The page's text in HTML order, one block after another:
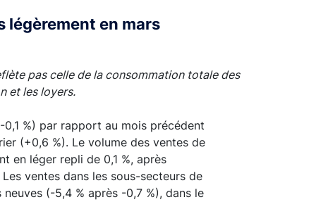
légèrement en mars
pas celle de la consommation totale des
et les loyers.
%) par rapport au mois précédent
(+0,6 %). Le volume des ventes de
en léger repli de 0,1 %, après
ventes dans les sous-secteurs de
(-5,4 % après -0,7 %), dans le